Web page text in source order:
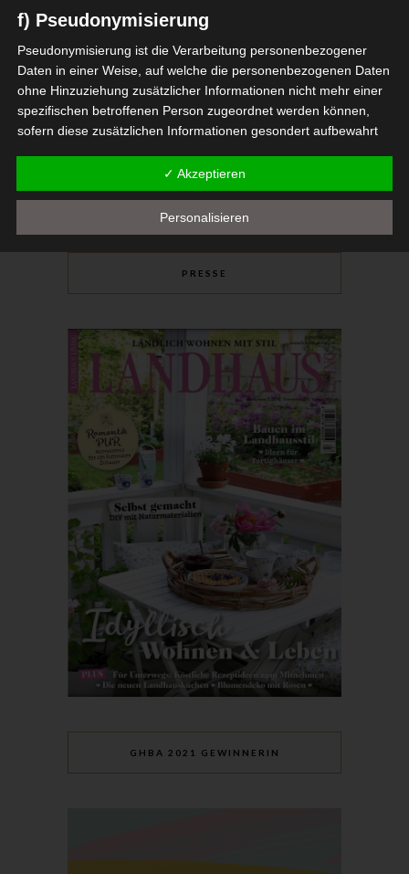
PRESSE
GHBA 2021 GEWINNERIN
f) Pseudonymisierung
Pseudonymisierung ist die Verarbeitung personenbezogener
Daten in einer Weise, auf welche die personenbezogenen Daten
ohne Hinzuziehung zusätzlicher Informationen nicht mehr einer
spezifischen betroffenen Person zugeordnet werden können,
sofern diese zusätzlichen Informationen gesondert aufbewahrt
unterliegen, die gewährleisten, dass die personenbezogenen
Daten nicht einer identifizierten oder identifizierbaren natürlichen
Person zugewiesen werden.
g) Verantwortlicher oder für die
Verantwortlicher oder für die Verarbeitung Verantwortlicher ist
andere Stelle, die allein oder gemeinsam mit anderen über die
Zwecke und Mittel der Verarbeitung von personenbezogenen
Daten entscheidet. Sind die Zwecke und Mittel dieser
Verarbeitung durch das Unionsrecht oder das Recht der
Mitgliedstaaten vorgegeben, so kann der Verantwortliche
beziehungsweise können die bestimmten Kriterien seiner
Benennung nach dem Unionsrecht oder dem Recht der
Mitgliedstaaten vorgesehen werden.
h) Auftragsverarbeiter
Auftragsverarbeiter ist eine natürliche oder juristische Person,
Behörde, Einrichtung oder andere Stelle, die personenbezogene
Daten im Auftrag des Verantwortlichen verarbeitet.
i) Empfänger
Empfänger ist eine natürliche oder juristische Person, Behörde,
Einrichtung oder andere Stelle, der personenbezogene Daten
offengelegt werden, unabhängig davon, ob es sich bei ihr um
einen Dritten handelt oder nicht. Behörden, die im Rahmen
Unionsrecht oder dem Recht der Mitgliedstaaten
möglicherweise personenbezogene Daten erhalten, gelten
jedoch nicht als Empfänger.
✓ Akzeptieren
Personalisieren